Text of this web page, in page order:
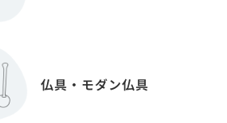
仏具・モダン仏具